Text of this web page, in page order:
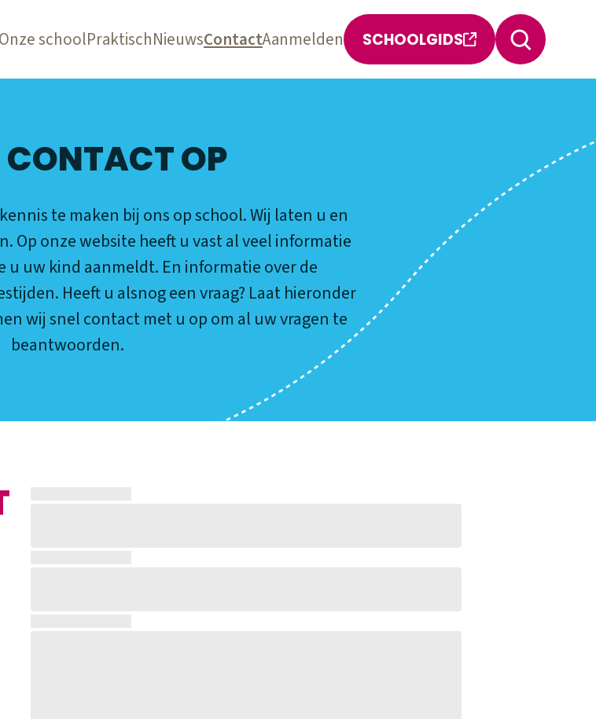
Onze schoolPraktischNieuwsContactAanmelden SCHOOLGIDS
CONTACT OP
te maken bij ons op school. Wij laten u en
Op onze website heeft u vast al veel informatie
u uw kind aanmeldt. En informatie over de
Heeft u alsnog een vraag? Laat hieronder
wij snel contact met u op om al uw vragen te
beantwoorden.